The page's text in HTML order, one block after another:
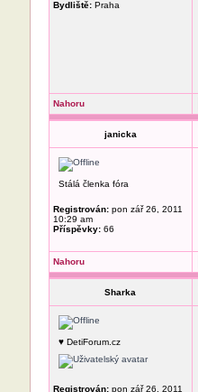
Bydliště:Praha
Nahoru
janicka
Stálá členka fóra
Registrován:pon zář 26, 2011
10:29 am
Příspěvky:66
Nahoru
Sharka
♥ DetiForum.cz
Registrován:pon zář 26, 2011